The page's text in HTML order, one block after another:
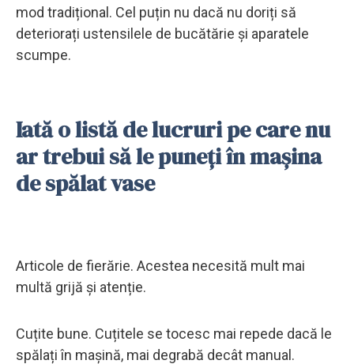
mod tradițional. Cel puțin nu dacă nu doriți să
deteriorați ustensilele de bucătărie și aparatele
scumpe.
Iată o listă de lucruri pe care nu
ar trebui să le puneți în mașina
de spălat vase
Articole de fierărie. Acestea necesită mult mai
multă grijă și atenție.
Cuțite bune. Cuțitele se tocesc mai repede dacă le
spălați în mașină, mai degrabă decât manual.